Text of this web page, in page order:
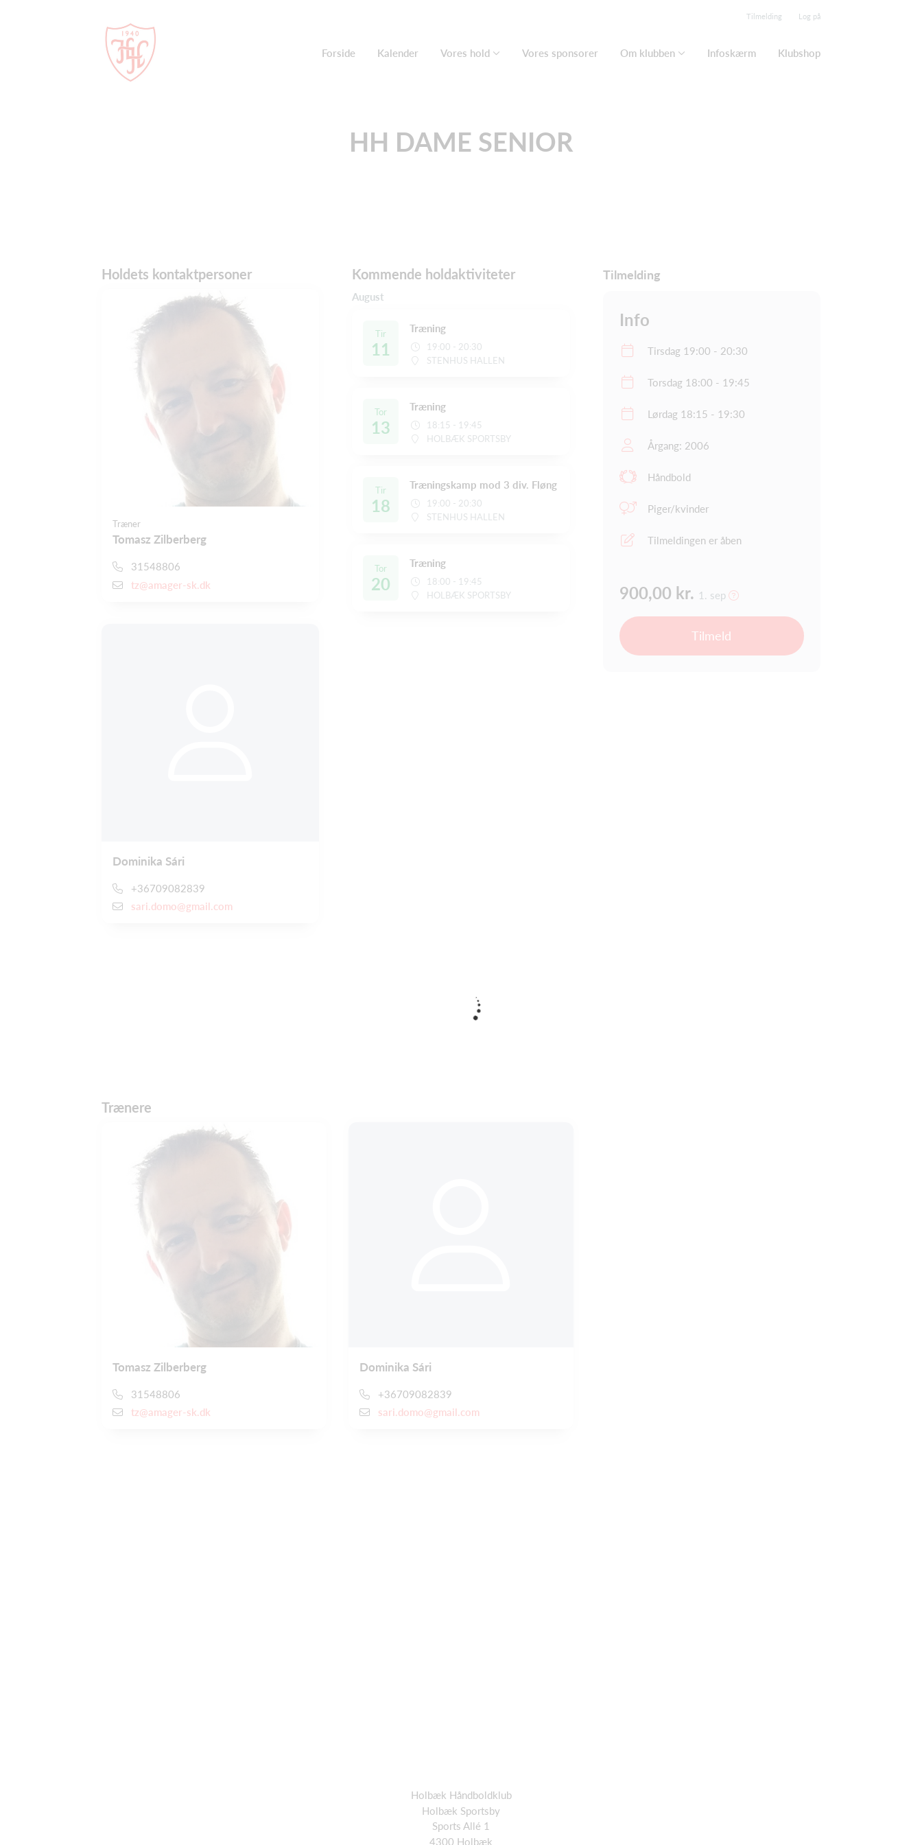
Tilmelding Log på
Forside Kalender Vores hold Vores sponsorer Om klubben Infoskærm Klubshop
HH DAME SENIOR
Holdets kontaktpersoner
Træner
Tomasz Zilberberg
31548806
tz@amager-sk.dk
Dominika Sári
+36709082839
sari.domo@gmail.com
Kommende holdaktiviteter
August
Tir
11
Træning
19:00 - 20:30
STENHUS HALLEN
Tor
13
Træning
18:15 - 19:45
HOLBÆK SPORTSBY
Tir
18
Træningskamp mod 3 div. Fløng
19:00 - 20:30
STENHUS HALLEN
Tor
20
Træning
18:00 - 19:45
HOLBÆK SPORTSBY
Tilmelding
Info
Tirsdag 19:00 - 20:30
Torsdag 18:00 - 19:45
Lørdag 18:15 - 19:30
Årgang: 2006
Håndbold
Piger/kvinder
Tilmeldingen er åben
900,00 kr. 1. sep
Tilmeld
Trænere
Tomasz Zilberberg
31548806
tz@amager-sk.dk
Dominika Sári
+36709082839
sari.domo@gmail.com
Holbæk Håndboldklub
Holbæk Sportsby
Sports Allé 1
4300 Holbæk